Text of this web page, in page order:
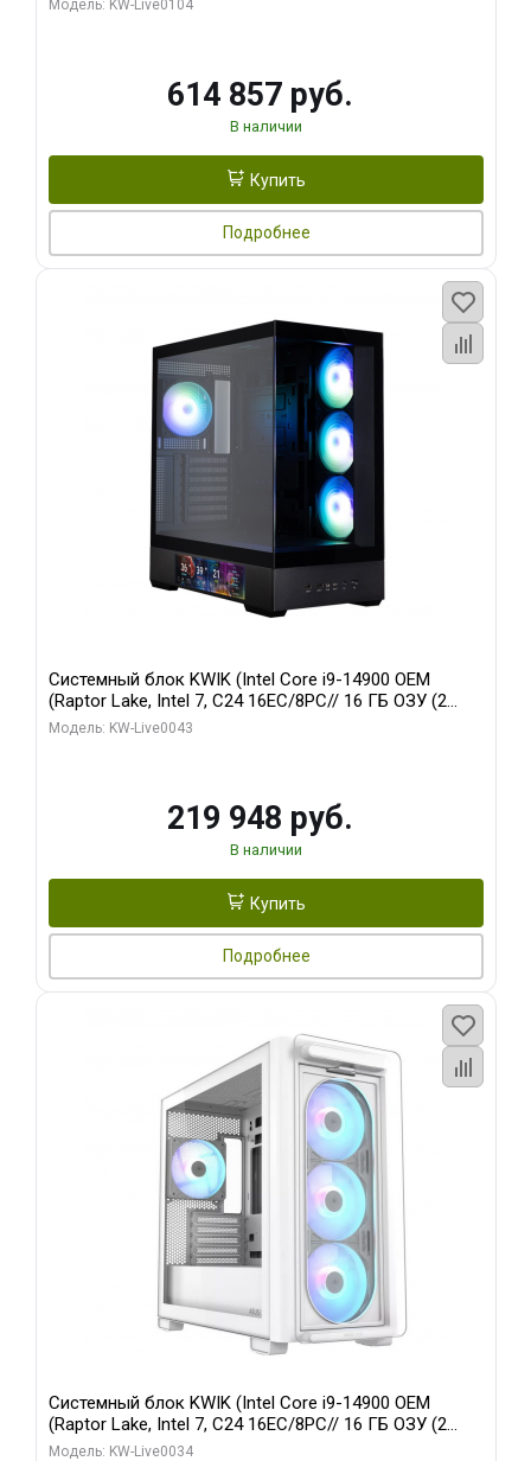
Модель: KW-Live0104
614 857 руб.
В наличии
Купить
Подробнее
Системный блок KWIK (Intel Core i9-14900 OEM
(Raptor Lake, Intel 7, C24 16EC/8PC// 16 ГБ ОЗУ (2
модуля)/ Palit RTX5070Ti GAMINGPRO-S OC 16GB
Модель: KW-Live0043
219 948 руб.
В наличии
Купить
Подробнее
Системный блок KWIK (Intel Core i9-14900 OEM
(Raptor Lake, Intel 7, C24 16EC/8PC// 16 ГБ ОЗУ (2
модуля)/ MSI RTX5060Ti VENTUS 2X PLUS 16GB
Модель: KW-Live0034